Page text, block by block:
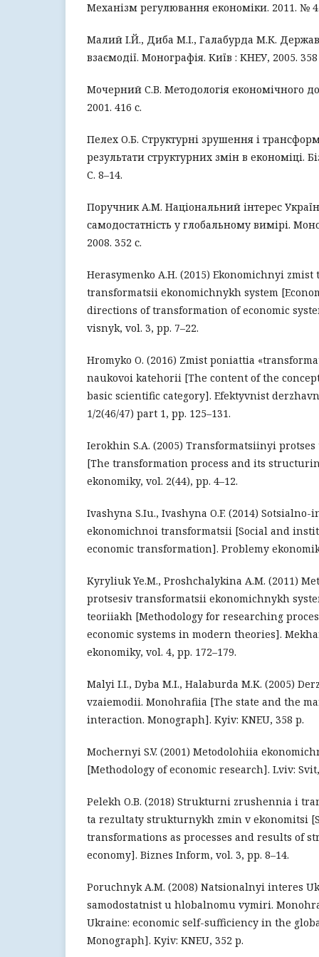
Механізм регулювання економіки. 2011. №
Малий І.Й., Диба М.І., Галабурда М.К.
взаємодії. Монографія. Київ : КНЕУ, 2005. 358
Мочерний С.В. Методологія економічного
2001. 416 с.
Пелех О.Б. Структурні зрушення і
результати структурних змін в економіці.
С. 8–14.
Поручник А.М. Національний інтерес
самодостатність у глобальному вимірі.
2008. 352 с.
Herasymenko A.H. (2015) Ekonomichnyi
transformatsii ekonomichnykh system
directions of transformation of economic
visnyk, vol. 3, pp. 7–22.
Hromyko O. (2016) Zmist poniattia
naukovoi katehorii [The content of the
basic scientific category]. Efektyvnist
1/2(46/47) part 1, pp. 125–131.
Ierokhin S.A. (2005) Transformatsiinyi
[The transformation process and its
ekonomiky, vol. 2(44), pp. 4–12.
Ivashyna S.Iu., Ivashyna O.F. (2014)
ekonomichnoi transformatsii [Social and
economic transformation]. Problemy
Kyryliuk Ye.M., Proshchalykina A.M. (2011)
protsesiv transformatsii ekonomichnykh
teoriiakh [Methodology for researching
economic systems in modern theories].
ekonomiky, vol. 4, pp. 172–179.
Malyi I.I., Dyba M.I., Halaburda M.K. (2005)
vzaiemodii. Monohrafiia [The state and the
interaction. Monograph]. Kyiv: KNEU, 358 p.
Mochernyi S.V. (2001) Metodolohiia
[Methodology of economic research]. Lviv:
Pelekh O.B. (2018) Strukturni zrushennia i
ta rezultaty strukturnykh zmin v ekonomitsi
transformations as processes and results of
economy]. Biznes Inform, vol. 3, pp. 8–14.
Poruchnyk A.M. (2008) Natsionalnyi interes
samodostatnist u hlobalnomu vymiri.
Ukraine: economic self-sufficiency in the
Monograph]. Kyiv: KNEU, 352 p.